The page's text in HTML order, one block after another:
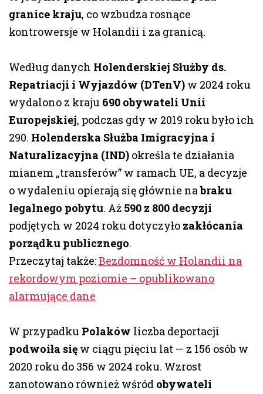
granice kraju, co wzbudza rosnące
kontrowersje w Holandii i za granicą.
Według danych Holenderskiej Służby ds.
Repatriacji i Wyjazdów (DTenV) w 2024 roku
wydalono z kraju 690 obywateli Unii
Europejskiej, podczas gdy w 2019 roku było ich
290. Holenderska Służba Imigracyjna i
Naturalizacyjna (IND) określa te działania
mianem „transferów” w ramach UE, a decyzje
o wydaleniu opierają się głównie nabraku
legalnego pobytu. Aż 590 z 800 decyzji
podjętych w 2024 roku dotyczyło zakłócania
porządku publicznego.
Przeczytaj także:Bezdomność w Holandii na
rekordowym poziomie – opublikowano
alarmujące dane
W przypadku Polaków liczba deportacji
podwoiła się w ciągu pięciu lat — z 156 osób w
2020 roku do 356 w 2024 roku. Wzrost
zanotowano również wśród obywateli